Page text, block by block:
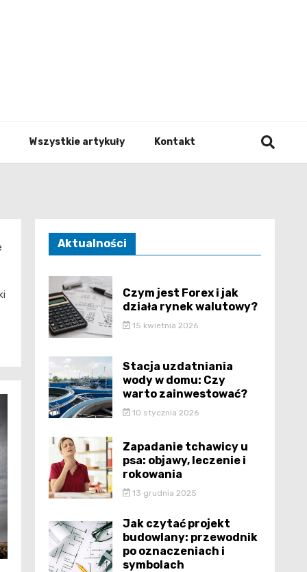
Wszystkie artykuły Kontakt
Aktualności
Czym jest Forex i jak
działa rynek walutowy?
15 kwietnia 2026
Stacja uzdatniania
wody w domu: Czy
warto zainwestować?
10 stycznia 2026
Zapadanie tchawicy u
psa: objawy, leczenie i
rokowania
13 grudnia 2025
Jak czytać projekt
budowlany: przewodnik
po oznaczeniach i
symbolach